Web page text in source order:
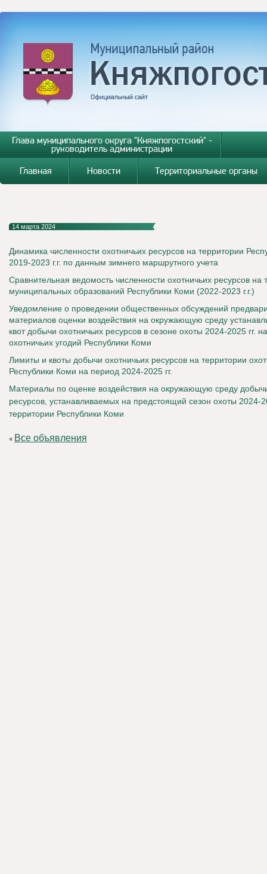
Глава муниципального округа "Княжпогостский" -
руководитель администрации
Главная
Новости Территориальные органы
14 марта 2024
Динамика численности охотничьих ресурсов на территории
2019-2023 г.г. по данным зимнего маршрутного учета
Сравнительная ведомость численности охотничьих ресурсов на
муниципальных образований Республики Коми (2022-2023 г.г.)
Уведомление о проведении общественных обсуждений
материалов оценки воздействия на окружающую среду
квот добычи охотничьих ресурсов в сезоне охоты 2024-2025 гг.
охотничьих угодий Республики Коми
Лимиты и квоты добычи охотничьих ресурсов на территории
Республики Коми на период 2024-2025 гг.
Материалы по оценке воздействия на окружающую среду
ресурсов, устанавливаемых на предстоящий сезон охоты 2024-
территории Республики Коми
« Все объявления